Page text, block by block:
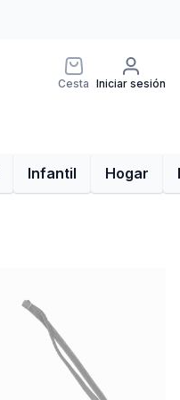
Cesta Iniciar sesión
Infantil Hogar